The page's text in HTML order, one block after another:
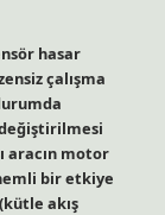
hasar
çalışma
aracın motor
bir etkiye
akış